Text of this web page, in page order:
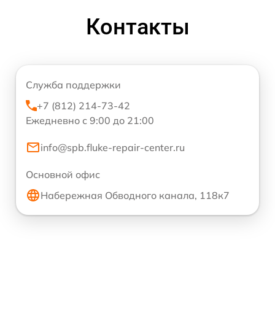
Контакты
Служба поддержки
+7 (812) 214-73-42
Ежедневно с 9:00 до 21:00
info@spb.fluke-repair-center.ru
Основной офис
Набережная Обводного канала, 118к7